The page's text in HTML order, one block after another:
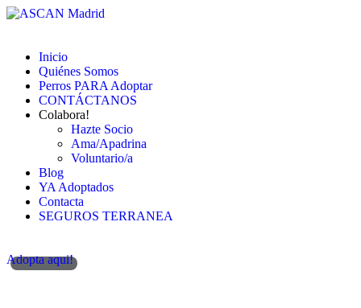
Inicio
Quiénes Somos
Perros PARA Adoptar
CONTÁCTANOS
Colabora!
Hazte Socio
Ama/Apadrina
Voluntario/a
Blog
YA Adoptados
Contacta
SEGUROS TERRANEA
Adopta aqui!